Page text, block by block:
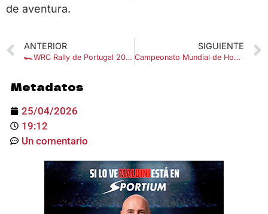
de aventura.
ANTERIOR
🏎️WRC Rally de Portugal 2026: fechas, recorrido y todo lo que debes saber
SIGUIENTE
Campeonato Mundial de Hockey sobre Hielo de 2026
Metadatos
25/04/2026
19:12
Un comentario